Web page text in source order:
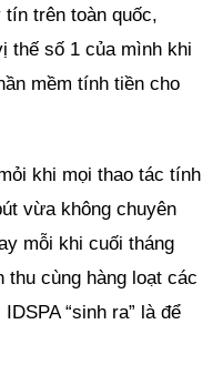
trên toàn quốc,
thế số 1 của mình khi
mềm tính tiền cho
khi mọi thao tác tính
vừa không chuyên
mỗi khi cuối tháng
thu cùng hàng loạt các
“sinh ra” là để